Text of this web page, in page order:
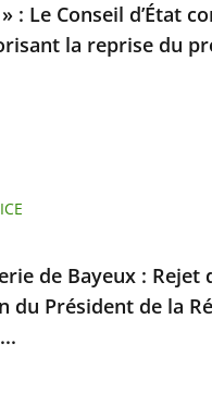
: Le Conseil d’État
la reprise du
de Bayeux :
du Président de la